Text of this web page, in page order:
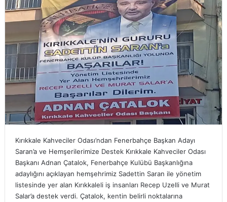
Kırıkkale Kahveciler Odası’ndan Fenerbahçe Başkan Adayı
Saran’a ve Hemşerilerimize Destek Kırıkkale Kahveciler Odası
Başkanı Adnan Çatalok, Fenerbahçe Kulübü Başkanlığına
adaylığını açıklayan hemşehrimiz Sadettin Saran ile yönetim
listesinde yer alan Kırıkkaleli iş insanları Recep Uzelli ve Murat
Salar’a destek verdi. Çatalok, kentin belirli noktalarına